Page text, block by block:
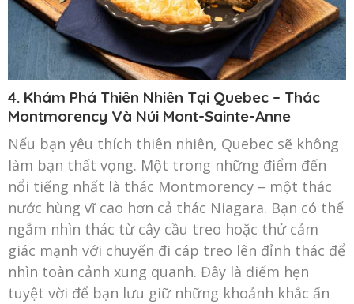
4. Khám Phá Thiên Nhiên Tại Quebec – Thác
Montmorency Và Núi Mont-Sainte-Anne
Nếu bạn yêu thích thiên nhiên, Quebec sẽ không
làm bạn thất vọng. Một trong những điểm đến
nổi tiếng nhất là thác Montmorency – một thác
nước hùng vĩ cao hơn cả thác Niagara. Bạn có thể
ngắm nhìn thác từ cây cầu treo hoặc thử cảm
giác mạnh với chuyến đi cáp treo lên đỉnh thác để
nhìn toàn cảnh xung quanh. Đây là điểm hẹn
tuyệt vời để bạn lưu giữ những khoảnh khắc ấn